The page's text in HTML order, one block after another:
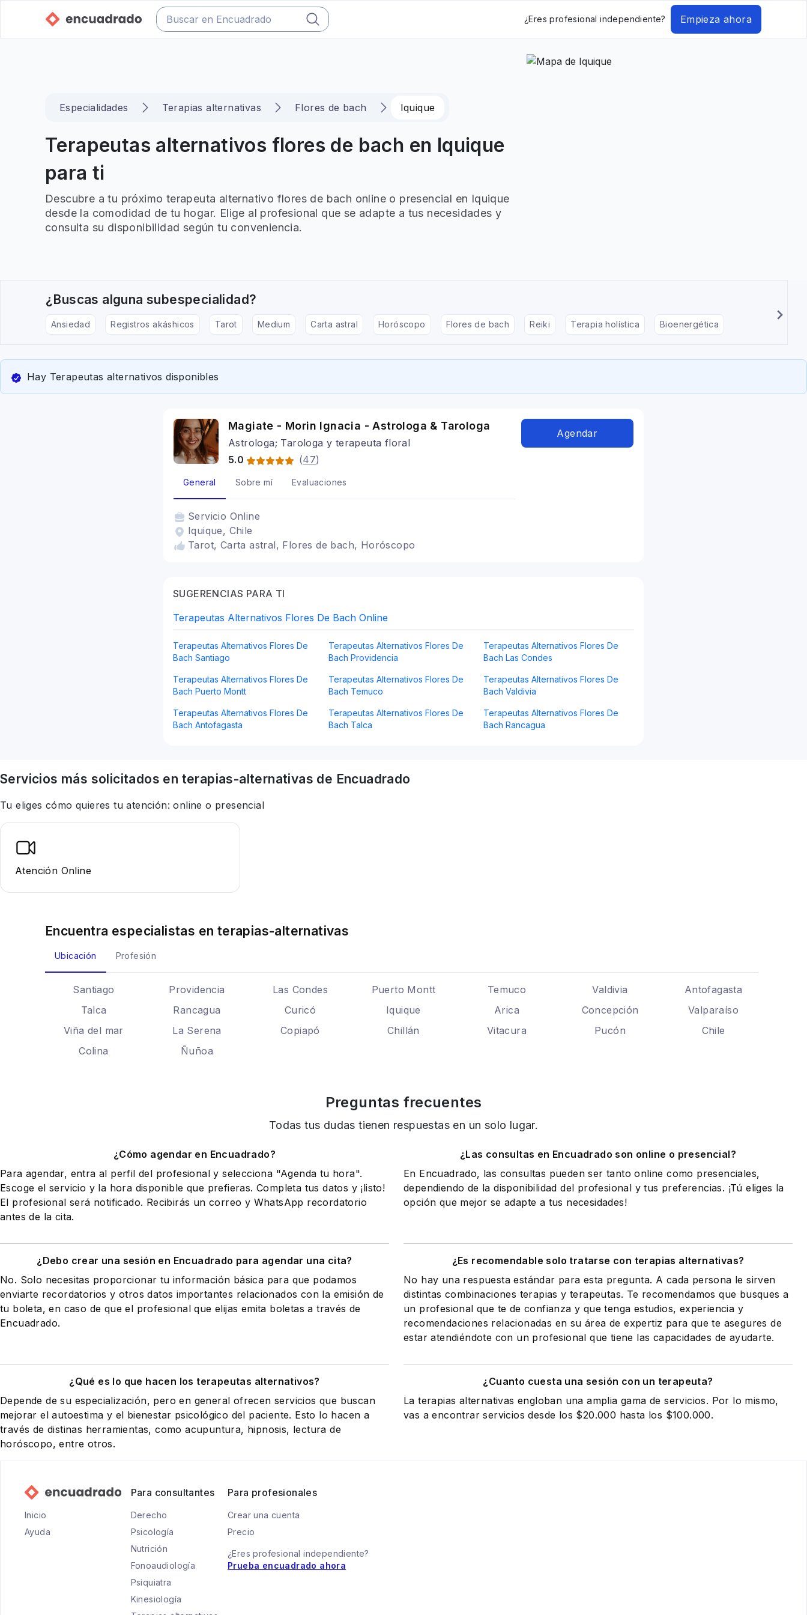
¿Eres profesional independiente? Empieza ahora
Especialidades Terapias alternativas Flores de bach Iquique
Terapeutas alternativos flores de bach en Iquique
para ti
Descubre a tu próximo terapeuta alternativo flores de bach online o presencial en Iquique
desde la comodidad de tu hogar. Elige al profesional que se adapte a tus necesidades y
consulta su disponibilidad según tu conveniencia.
¿Buscas alguna subespecialidad?
Ansiedad Registros akáshicos Tarot Medium Carta astral Horóscopo Flores de bach Reiki Terapia holística Bioenergética
Hay Terapeutas alternativos disponibles
Magiate - Morin Ignacia - Astrologa & Tarologa
Astrologa; Tarologa y terapeuta floral
5.0
(47)
General Sobre mí Evaluaciones
Servicio Online
Iquique, Chile
Tarot, Carta astral, Flores de bach, Horóscopo
Agendar
SUGERENCIAS PARA TI
Terapeutas Alternativos Flores De Bach Online
Terapeutas Alternativos Flores De
Bach Santiago
Terapeutas Alternativos Flores De
Bach Providencia
Terapeutas Alternativos Flores De
Bach Las Condes
Terapeutas Alternativos Flores De
Bach Puerto Montt
Terapeutas Alternativos Flores De
Bach Temuco
Terapeutas Alternativos Flores De
Bach Valdivia
Terapeutas Alternativos Flores De
Bach Antofagasta
Terapeutas Alternativos Flores De
Bach Talca
Terapeutas Alternativos Flores De
Bach Rancagua
Servicios más solicitados en terapias-alternativas de Encuadrado
Tu eliges cómo quieres tu atención: online o presencial
Atención Online
Encuentra especialistas en terapias-alternativas
Ubicación Profesión
Santiago Providencia Las Condes Puerto Montt Temuco Valdivia
Antofagasta
Talca
Rancagua Curicó Iquique Arica Concepción
Valparaíso
Viña del mar
La Serena Copiapó Chillán Vitacura Pucón
Chile
Colina
Ñuñoa
Preguntas frecuentes
Todas tus dudas tienen respuestas en un solo lugar.
¿Cómo agendar en Encuadrado?
Para agendar, entra al perfil del profesional y selecciona "Agenda tu hora".
Escoge el servicio y la hora disponible que prefieras. Completa tus datos y ¡listo!
El profesional será notificado. Recibirás un correo y WhatsApp recordatorio
antes de la cita.
¿Las consultas en Encuadrado son online o presencial?
En Encuadrado, las consultas pueden ser tanto online como presenciales,
dependiendo de la disponibilidad del profesional y tus preferencias. ¡Tú eliges la
opción que mejor se adapte a tus necesidades!
¿Debo crear una sesión en Encuadrado para agendar una cita?
No. Solo necesitas proporcionar tu información básica para que podamos
enviarte recordatorios y otros datos importantes relacionados con la emisión de
tu boleta, en caso de que el profesional que elijas emita boletas a través de
Encuadrado.
¿Es recomendable solo tratarse con terapias alternativas?
No hay una respuesta estándar para esta pregunta. A cada persona le sirven
distintas combinaciones terapias y terapeutas. Te recomendamos que busques a
un profesional que te de confianza y que tenga estudios, experiencia y
recomendaciones relacionadas en su área de expertiz para que te asegures de
estar atendiéndote con un profesional que tiene las capacidades de ayudarte.
¿Qué es lo que hacen los terapeutas alternativos?
Depende de su especialización, pero en general ofrecen servicios que buscan
mejorar el autoestima y el bienestar psicológico del paciente. Esto lo hacen a
través de distinas herramientas, como acupuntura, hipnosis, lectura de
horóscopo, entre otros.
¿Cuanto cuesta una sesión con un terapeuta?
La terapias alternativas engloban una amplia gama de servicios. Por lo mismo,
vas a encontrar servicios desde los $20.000 hasta los $100.000.
Inicio
Ayuda
Para consultantes
Derecho
Psicología
Nutrición
Fonoaudiología
Psiquiatra
Kinesiología
Para profesionales
Crear una cuenta
Precio
¿Eres profesional independiente?
Prueba encuadrado ahora